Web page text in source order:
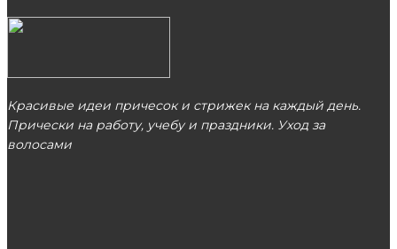
Красивые идеи причесок и стрижек на каждый день.
Прически на работу, учебу и праздники. Уход за
волосами